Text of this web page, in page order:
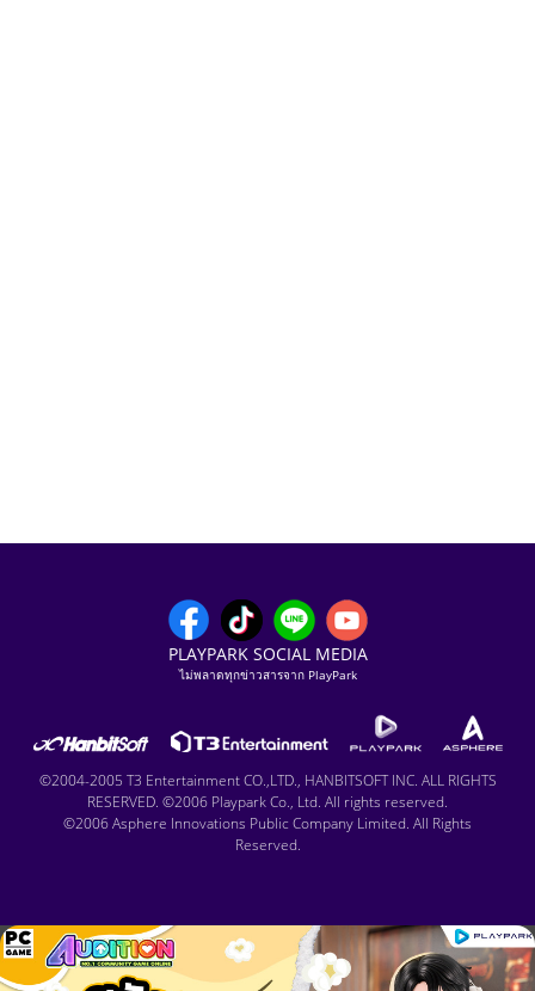
PLAYPARK SOCIAL MEDIA
ไม่พลาดทุกข่าวสารจาก PlayPark
©2004-2005 T3 Entertainment CO.,LTD., HANBITSOFT INC. ALL RIGHTS
RESERVED. ©2006 Playpark Co., Ltd. All rights reserved.
©2006 Asphere Innovations Public Company Limited. All Rights
Reserved.